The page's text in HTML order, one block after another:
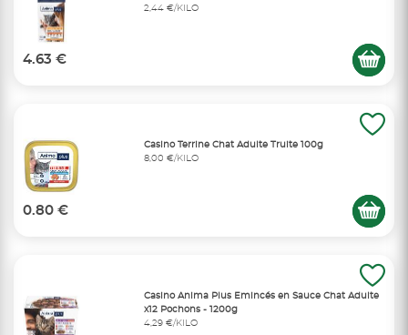
2,44 €/KILO
4.63 €
Casino Terrine Chat Adulte Truite 100g
8,00 €/KILO
0.80 €
Casino Anima Plus Emincés en Sauce Chat Adulte
x12 Pochons - 1200g
4,29 €/KILO